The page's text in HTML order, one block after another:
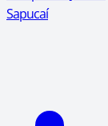
Sapucaí